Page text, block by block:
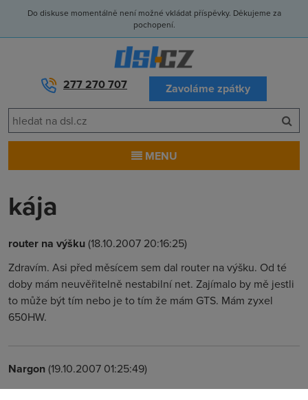
Do diskuse momentálně není možné vkládat příspěvky. Děkujeme za
pochopení.
277 270 707 Zavoláme zpátky
MENU
kája
router na výšku(18.10.2007 20:16:25)
Zdravím. Asi před měsícem sem dal router na výšku. Od té
doby mám neuvěřitelně nestabilní net. Zajímalo by mě jestli
to může být tím nebo je to tím že mám GTS. Mám zyxel
650HW.
Nargon(19.10.2007 01:25:49)
No, jelikoz v routeru neni zadna "mechanicka" soucastka tak